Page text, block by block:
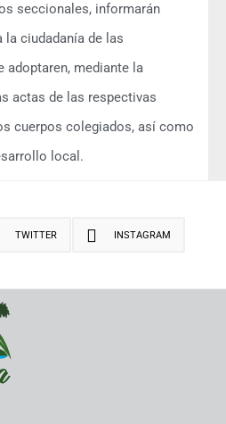
seccionales, informarán
la ciudadanía de las
adoptaren, mediante la
actas de las respectivas
cuerpos colegiados, así como
local.
TWITTER INSTAGRAM